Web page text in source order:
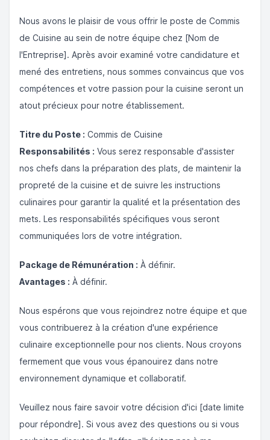
Nous avons le plaisir de vous offrir le poste de Commis
de Cuisine au sein de notre équipe chez [Nom de
l'Entreprise]. Après avoir examiné votre candidature et
mené des entretiens, nous sommes convaincus que vos
compétences et votre passion pour la cuisine seront un
atout précieux pour notre établissement.
Titre du Poste : Commis de Cuisine
Responsabilités : Vous serez responsable d'assister
nos chefs dans la préparation des plats, de maintenir la
propreté de la cuisine et de suivre les instructions
culinaires pour garantir la qualité et la présentation des
mets. Les responsabilités spécifiques vous seront
communiquées lors de votre intégration.
Package de Rémunération : À définir.
Avantages : À définir.
Nous espérons que vous rejoindrez notre équipe et que
vous contribuerez à la création d'une expérience
culinaire exceptionnelle pour nos clients. Nous croyons
fermement que vous vous épanouirez dans notre
environnement dynamique et collaboratif.
Veuillez nous faire savoir votre décision d'ici [date limite
pour répondre]. Si vous avez des questions ou si vous